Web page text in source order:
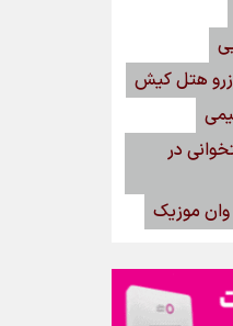
هتل کیش
در
وان موزیک